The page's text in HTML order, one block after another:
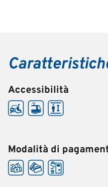
Accessibilità
Modalità di